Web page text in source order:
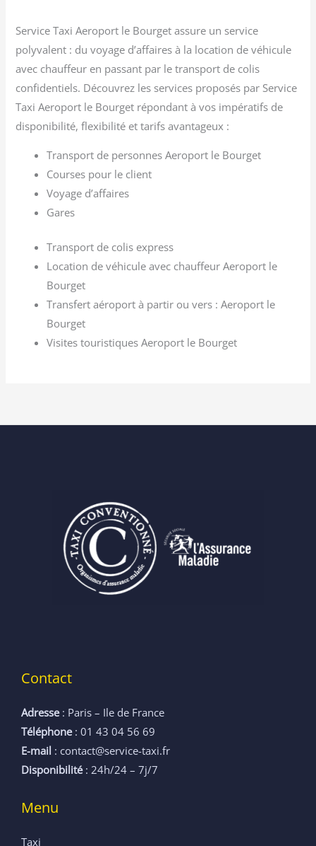
Service Taxi Aeroport le Bourget assure un service
polyvalent : du voyage d’affaires à la location de véhicule
avec chauffeur en passant par le transport de colis
confidentiels. Découvrez les services proposés par Service
Taxi Aeroport le Bourget répondant à vos impératifs de
disponibilité, flexibilité et tarifs avantageux :
Transport de personnes Aeroport le Bourget
Courses pour le client
Voyage d’affaires
Gares
Transport de colis express
Location de véhicule avec chauffeur Aeroport le
Bourget
Transfert aéroport à partir ou vers : Aeroport le
Bourget
Visites touristiques Aeroport le Bourget
Contact
Adresse: Paris – Ile de France
Téléphone: 01 43 04 56 69
E-mail : contact@service-taxi.fr
Disponibilité: 24h/24 – 7j/7
Menu
Taxi